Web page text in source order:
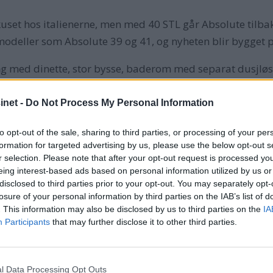
- Do Not Process My Personal Information
opt-out of the sale, sharing to third parties, or processing of your
for targeted advertising by us, please use the below opt-out
selection. Please note that after your opt-out request is processed
interest-based ads based on personal information utilized by us
to third parties prior to your opt-out. You may separately
of your personal information by third parties on the IAB’s list of
This information may also be disclosed by us to third parties on the
Participants that may further disclose it to other third parties.
Data Processing Opt Outs
hos italienerne, men med 40 STL går Absolute
som Absolute 39 og 41, og nyheten blir bygget
med dinette, stor bysse, baderom med separat
for ti rundt et utfellbart bord. Sportscruiseren vil ha
fra Italia. Absolute 40 STL kan utstyres med
for norske kunder.
det er spennende at de nå på nytt ønsker å
med de foregående 40-modellene, sier daglig
nyheten vi trolig utstyres med 2 x Volvo Penta D4-300
med toppfart rundt 37 knop. Absolute 40 STL vil